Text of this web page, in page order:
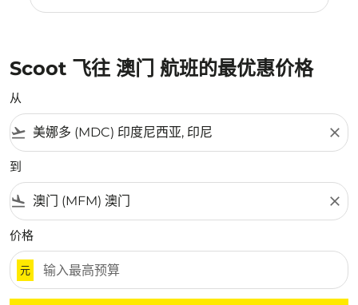
Scoot 飞往 澳门 航班的最优惠价格
从
flight_takeoff close
到
flight_land close
价格
元